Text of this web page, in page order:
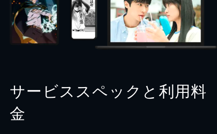
サービススペックと利用料
金